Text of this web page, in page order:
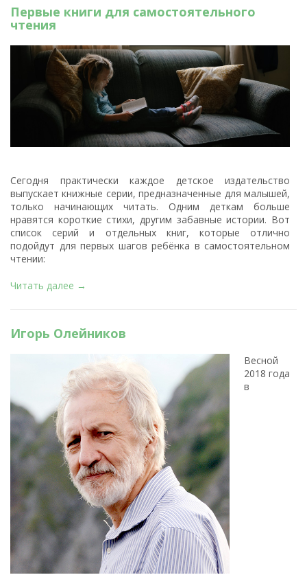
Первые книги для самостоятельного
чтения
Сегодня практически каждое детское издательство
выпускает книжные серии, предназначенные для малышей,
только начинающих читать. Одним деткам больше
нравятся короткие стихи, другим забавные истории. Вот
список серий и отдельных книг, которые отлично
подойдут для первых шагов ребёнка в самостоятельном
чтении:
Читать далее →
Игорь Олейников
Весной
2018 года
в